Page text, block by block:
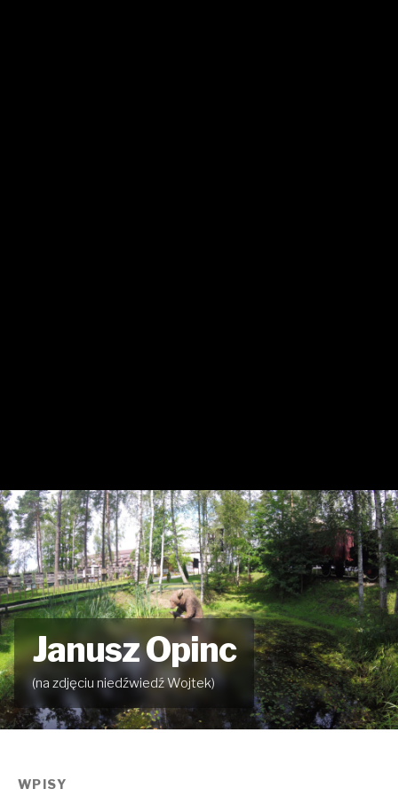
Janusz Opinc
(na zdjęciu niedźwiedź Wojtek)
WPISY